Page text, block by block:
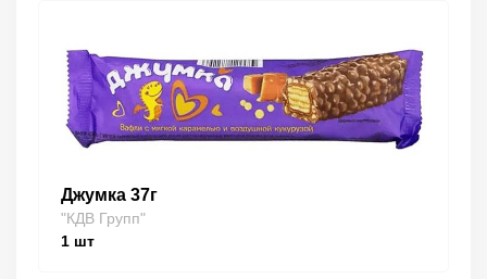
Джумка 37г
"КДВ Групп"
1 шт